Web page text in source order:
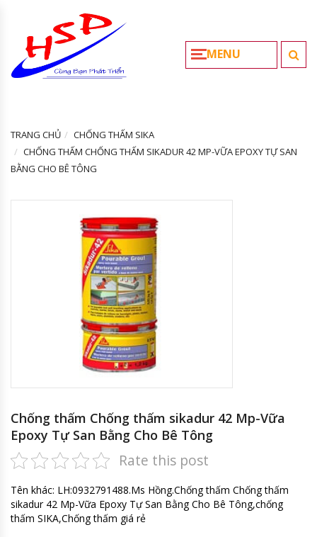
MENU
TRANG CHỦ
CHỐNG THẤM SIKA
CHỐNG THẤM CHỐNG THẤM SIKADUR 42 MP-VỮA EPOXY TỰ SAN
BẰNG CHO BÊ TÔNG
Chống thấm Chống thấm sikadur 42 Mp-Vữa
Epoxy Tự San Bằng Cho Bê Tông
Rate this post
Tên khác: LH:0932791488.Ms Hồng.Chống thấm Chống thấm
sikadur 42 Mp-Vữa Epoxy Tự San Bằng Cho Bê Tông,chống
thấm SIKA,Chống thấm giá rẻ